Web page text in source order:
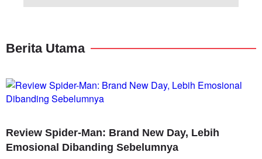
Berita Utama
Review Spider-Man: Brand New Day, Lebih
Emosional Dibanding Sebelumnya